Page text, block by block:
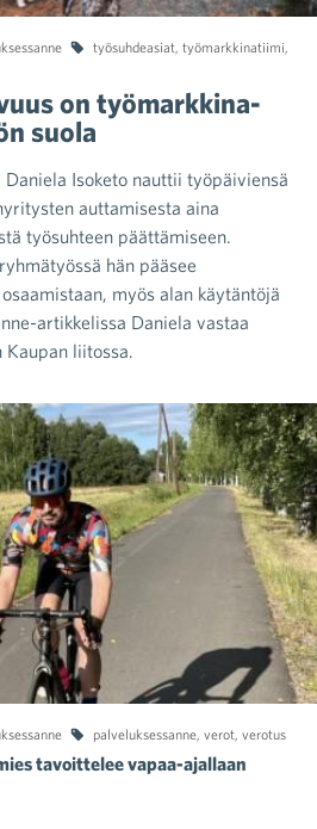
työsuhdeasiat, työmarkkinatiimi,
on työmarkkina-
suola
Isoketo nauttii työpäiviensä
auttamisesta aina
työsuhteen päättämiseen.
hän pääsee
myös alan käytäntöjä
artikkelissa Daniela vastaa
liitossa.
palveluksessanne, verot, verotus
tavoittelee vapaa-ajallaan